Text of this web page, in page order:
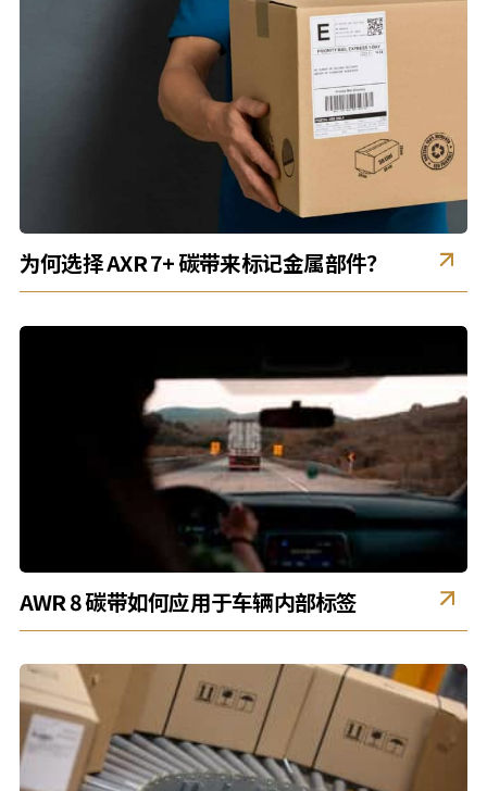
为何选择 AXR 7+ 碳带来标记金属部件？
AWR 8 碳带如何应用于车辆内部标签